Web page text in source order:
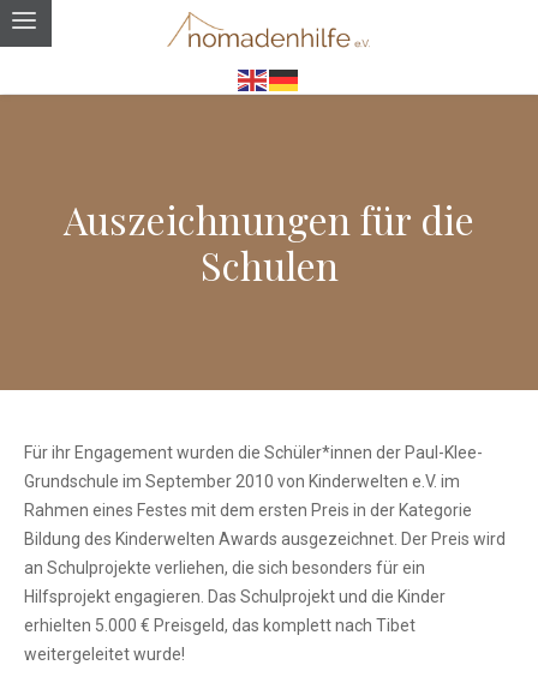
Auszeichnungen für die
Schulen
Für ihr Engagement wurden die Schüler*innen der Paul-Klee-
Grundschule im September 2010 von Kinderwelten e.V. im
Rahmen eines Festes mit dem ersten Preis in der Kategorie
Bildung des Kinderwelten Awards ausgezeichnet. Der Preis wird
an Schulprojekte verliehen, die sich besonders für ein
Hilfsprojekt engagieren. Das Schulprojekt und die Kinder
erhielten 5.000 € Preisgeld, das komplett nach Tibet
weitergeleitet wurde!